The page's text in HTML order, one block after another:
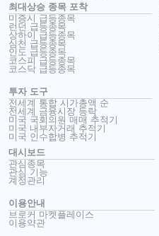
최대상승 종목 포착
미증시 급등종목
런던 급등종목
상하이 급등종목
심천 급등종목
인도 급등종목
코스피 급등종목
코스닥 급등종목
투자 도구
전세계 통합 시가총액 순
전세계 금융시장 등락
미국 국회의원 매매 추적기
미국 내부자거래 추적기
미국 인수합병 추적기
대시보드
관심종목
관심 기능
계정관리
이용안내
브로커 마켓플레이스
이용약관